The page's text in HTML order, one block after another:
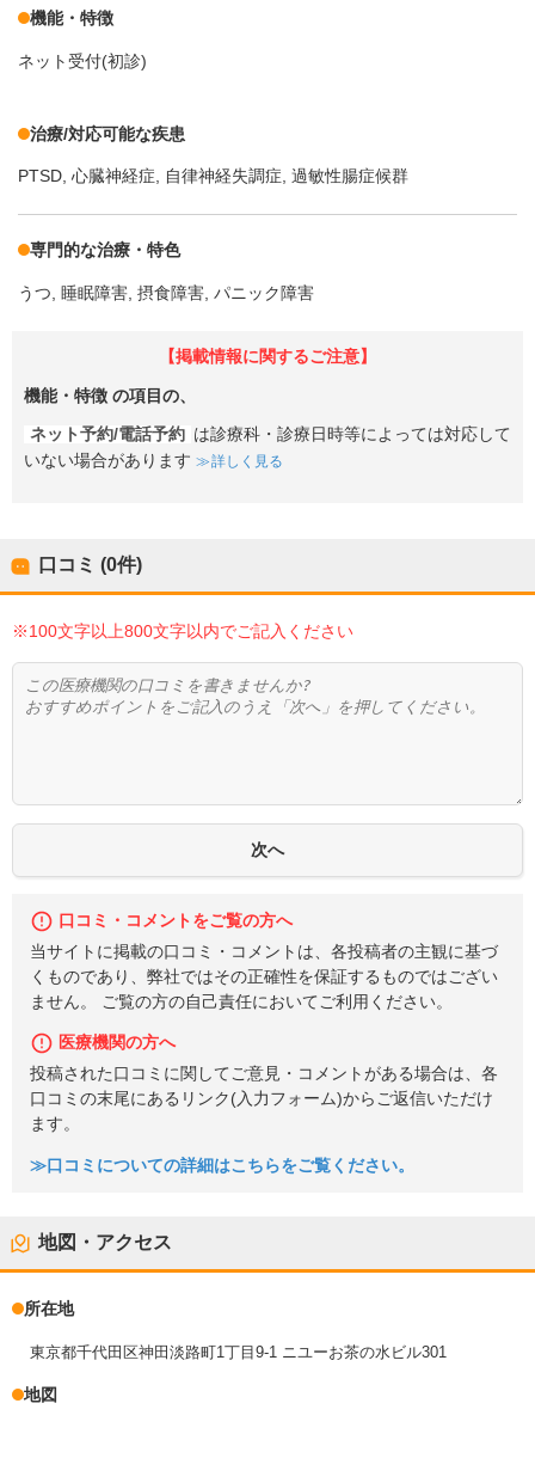
機能・特徴
ネット受付(初診)
治療/対応可能な疾患
PTSD 心臓神経症 自律神経失調症 過敏性腸症候群
専門的な治療・特色
うつ 睡眠障害 摂食障害 パニック障害
【掲載情報に関するご注意】
機能・特徴 の項目の、
ネット予約/電話予約 は診療科・診療日時等によっては対応して
いない場合があります
詳しく見る
口コミ (0件)
※100文字以上800文字以内でご記入ください
口コミ・コメントをご覧の方へ
当サイトに掲載の口コミ・コメントは、各投稿者の主観に基づ
くものであり、弊社ではその正確性を保証するものではござい
ません。 ご覧の方の自己責任においてご利用ください。
医療機関の方へ
投稿された口コミに関してご意見・コメントがある場合は、各
口コミの末尾にあるリンク(入力フォーム)からご返信いただけ
ます。
≫口コミについての詳細はこちらをご覧ください。
地図・アクセス
所在地
東京都千代田区神田淡路町1丁目9-1 ニユーお茶の水ビル301
地図